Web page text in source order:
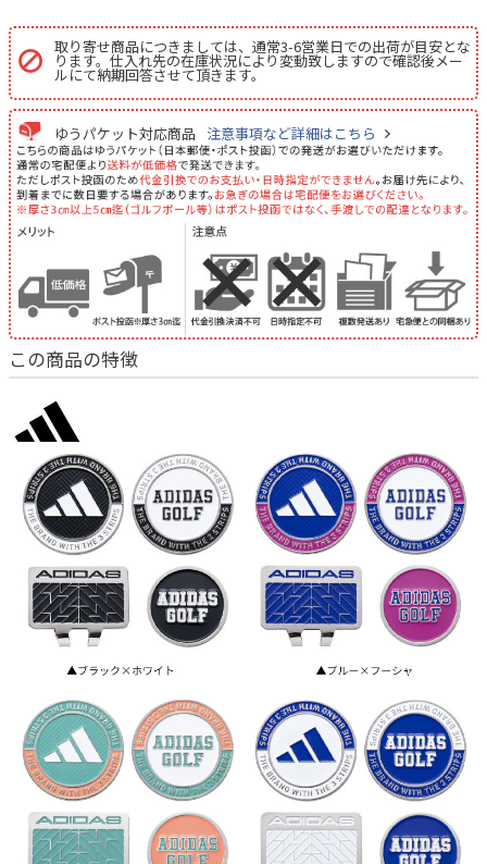
取り寄せ商品につきましては、通常3-6営業日での出荷が目安とな
ります。仕入れ先の在庫状況により変動致しますので確認後メー
ルにて納期回答させて頂きます。
ゆうパケット対応商品 注意事項など詳細はこちら
この商品の特徴